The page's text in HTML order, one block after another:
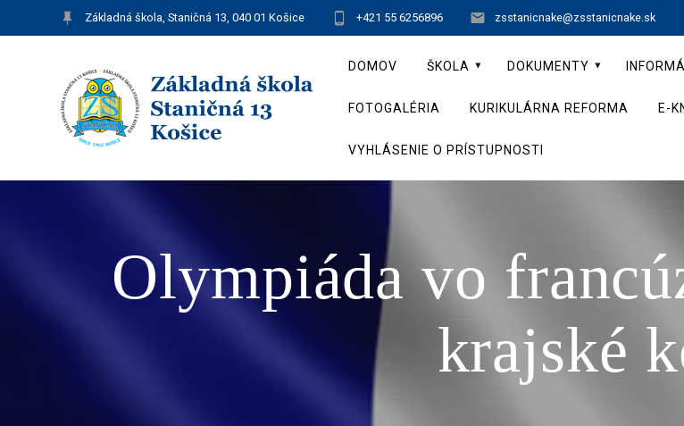
Základná škola, Staničná 13, 040 01 Košice +421 55 6256896 zsstanicnake@zsstanicnake.sk
DOMOV ŠKOLA DOKUMENTY
FOTOGALÉRIA KURIKULÁRNA REFORMA E-
VYHLÁSENIE O PRÍSTUPNOSTI
Olympiáda vo
krajské